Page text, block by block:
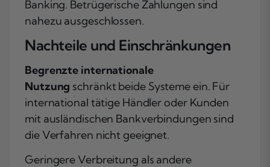
Banking. Betrügerische Zahlungen sind
nahezu ausgeschlossen.
Nachteile und Einschränkungen
Begrenzte internationale
Nutzung schränkt beide Systeme ein. Für
international tätige Händler oder Kunden
mit ausländischen Bankverbindungen sind
die Verfahren nicht geeignet.
Geringere Verbreitung als andere